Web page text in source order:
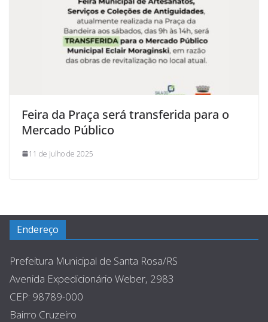
Feira da Praça será transferida para o
Mercado Público
11 de julho de 2025
Endereço
Prefeitura Municipal de Santa Rosa/RS
Avenida Expedicionário Weber, 2983
CEP: 98789-000
Bairro Cruzeiro